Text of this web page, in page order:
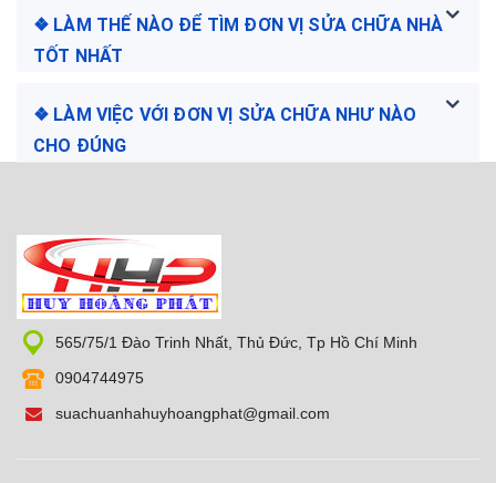
❖ LÀM THẾ NÀO ĐỂ TÌM ĐƠN VỊ SỬA CHỮA NHÀ
TỐT NHẤT
❖ LÀM VIỆC VỚI ĐƠN VỊ SỬA CHỮA NHƯ NÀO
CHO ĐÚNG
565/75/1 Đào Trinh Nhất, Thủ Đức, Tp Hồ Chí Minh
0904744975
suachuanhahuyhoangphat@gmail.com